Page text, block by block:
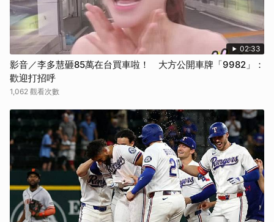
02:33
影音／李多慧砸85萬在台買車啦！ 大方公開車牌「9982」：
歡迎打招呼
1,062 觀看次數